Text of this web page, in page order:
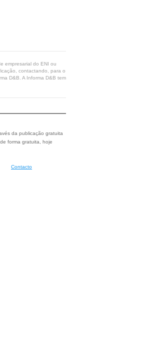
empresarial do ENI ou
contactando, para o
D&B. A Informa D&B tem
da publicação gratuita
forma gratuita, hoje
Contacto